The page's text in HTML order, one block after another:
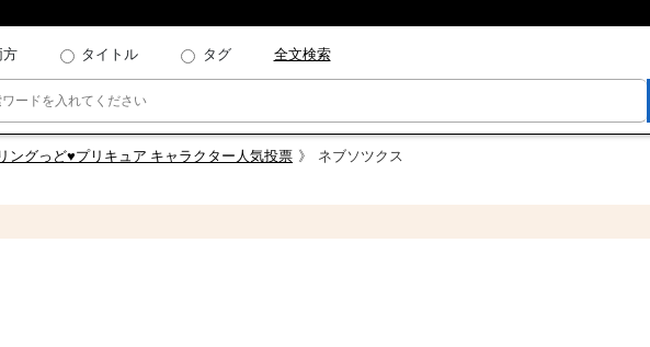
方 タイトル タグ 全文検索
ングっど♥プリキュア キャラクター人気投票 ネブソツクス